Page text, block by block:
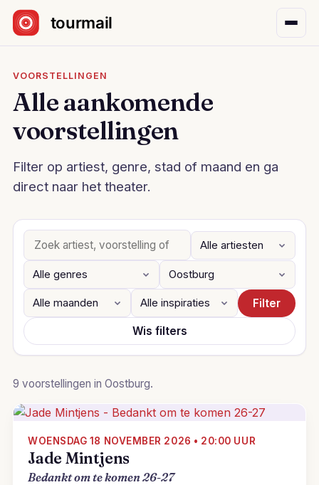
Sla navigatie over
VOORSTELLINGEN
Alle aankomende
voorstellingen
Filter op artiest, genre, stad of maand en ga
direct naar het theater.
Filter
Wis filters
9 voorstellingen in Oostburg.
WOENSDAG 18 NOVEMBER 2026 • 20:00 UUR
Jade Mintjens
Bedankt om te komen 26-27